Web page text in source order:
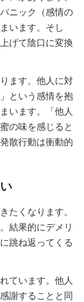
ニック（感情の
います。そし
げて陰口に変換
ます。他人に対
という感情を抱
います。「他人
の味を感じると
散行動は衝動的
たくなります。
結果的にデメリ
跳ね返ってくる
ています。他人
謝することと同